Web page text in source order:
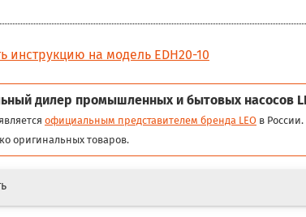
инструкцию на модель EDH20-10
дилер промышленных и бытовых насосов
официальным представителем бренда LEO в
оригинальных товаров.